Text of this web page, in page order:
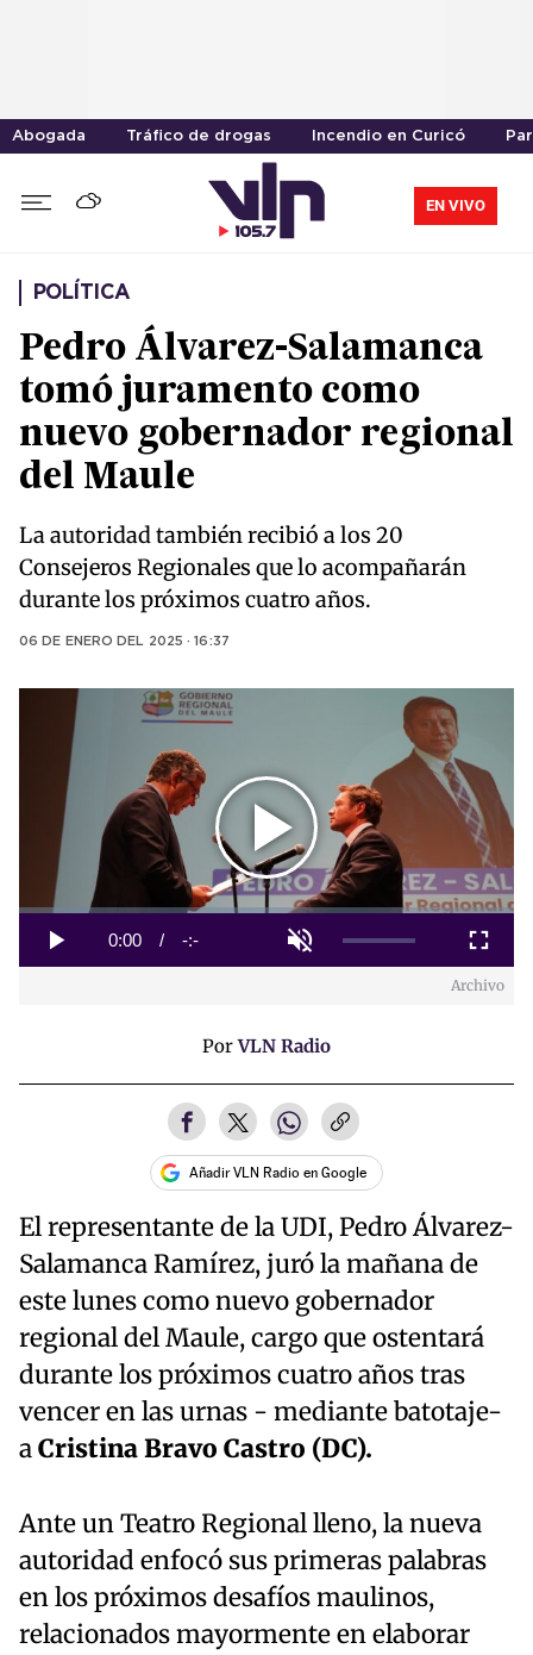
Abogada Tráfico de drogas Incendio en Curicó
EN VIVO
POLÍTICA
Pedro Álvarez-Salamanca
tomó juramento como
nuevo gobernador regional
del Maule
La autoridad también recibió a los 20
Consejeros Regionales que lo acompañarán
durante los próximos cuatro años.
06 DE ENERO DEL 2025 · 16:37
Play
Video
Play Unmute
Current
0:00 / Duration
-:-
Loaded:
Fullscreen
Archivo
PorVLN Radio
Añadir VLN Radio en Google
El representante de la UDI, Pedro Álvarez-
Salamanca Ramírez, juró la mañana de
este lunes como nuevo gobernador
regional del Maule, cargo que ostentará
durante los próximos cuatro años tras
vencer en las urnas - mediante batotaje-
aCristina Bravo Castro (DC).
Ante un Teatro Regional lleno, la nueva
autoridad enfocó sus primeras palabras
en los próximos desafíos maulinos,
relacionados mayormente en elaborar